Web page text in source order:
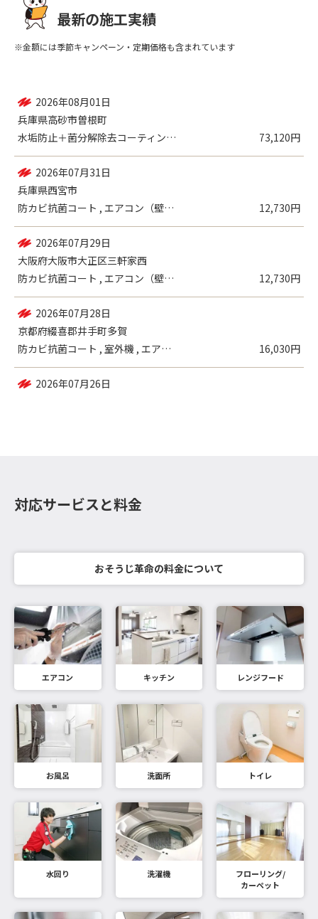
最新の施工実績
※金額には季節キャンペーン・定期価格も含まれています
2026年08月03日
兵庫県神戸市東灘区向洋町中
レンジフード
17,930円
2026年08月01日
兵庫県高砂市曽根町
水垢防止＋菌分解除去コーティング , 浴...
73,120円
2026年07月31日
兵庫県西宮市
防カビ抗菌コート , エアコン（壁掛設置...
12,730円
2026年07月29日
大阪府大阪市大正区三軒家西
防カビ抗菌コート , エアコン（壁掛設置...
12,730円
2026年07月28日
対応サービスと料金
おそうじ革命の料金について
エアコン キッチン レンジフード
お風呂 洗面所 トイレ
水回り 洗濯機
フローリング/
カーペット